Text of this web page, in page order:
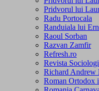
Pridvorul lui
Radu Portocala
Randuiala lui
Raoul Sorban
Razvan Zamfir
Refresh.ro
Revista
Richard Andrew
Roman Ortodox